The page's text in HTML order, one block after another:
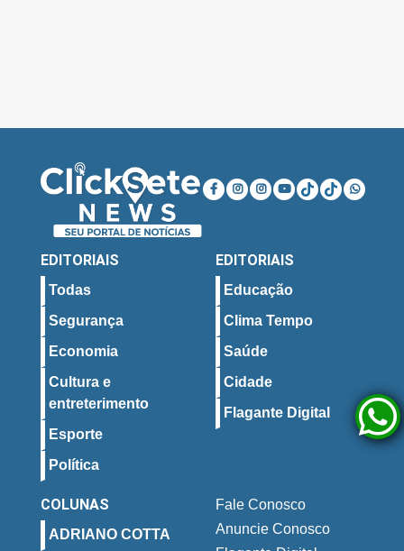
EDITORIAIS
Todas
Segurança
Economia
Cultura e
entreterimento
Esporte
Política
EDITORIAIS
Educação
Clima Tempo
Saúde
Cidade
Flagante Digital
COLUNAS
ADRIANO COTTA
Fale Conosco
Anuncie Conosco